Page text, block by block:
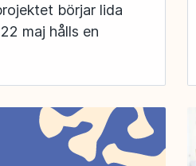
börjar lida
maj hålls en